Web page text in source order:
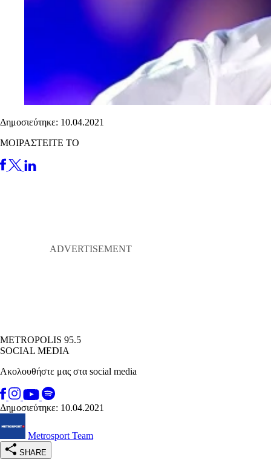
Δημοσιεύτηκε: 10.04.2021
ΜΟΙΡΑΣΤΕΙΤΕ ΤΟ
METROPOLIS 95.5
SOCIAL MEDIA
Ακολουθήστε μας στα social media
Δημοσιεύτηκε: 10.04.2021
Metrosport Team
SHARE